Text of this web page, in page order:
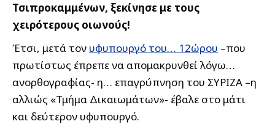
Τσιπροκαμμένων, ξεκίνησε με τους
χειρότερους οιωνούς!
Έτσι, μετά τον υφυπουργό του… 12ώρου –που
πρωτίστως έπρεπε να απομακρυνθεί λόγω…
ανορθογραφίας- η… επαγρύπνηση του ΣΥΡΙΖΑ –η
αλλιώς «Τμήμα Δικαιωμάτων»- έβαλε στο μάτι
και δεύτερον υφυπουργό.